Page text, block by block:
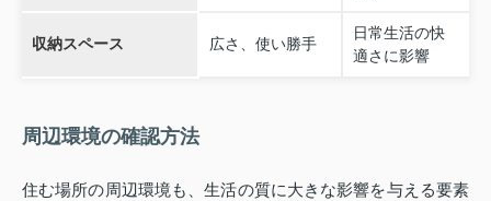
収納スペース 広さ、使い勝手
日常生活の快
適さに影響
周辺環境の確認方法
住む場所の周辺環境も、生活の質に大きな影響を与える要素